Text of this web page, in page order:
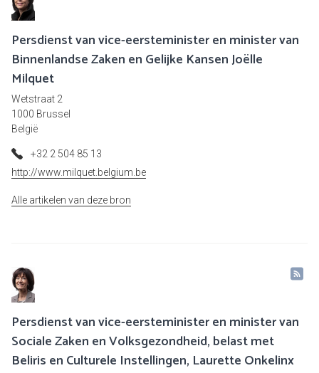
Persdienst van vice-eersteminister en minister van
Binnenlandse Zaken en Gelijke Kansen Joëlle
Milquet
Wetstraat 2
1000 Brussel
België
+32 2 504 85 13
http://www.milquet.belgium.be
Alle artikelen van deze bron
Persdienst van vice-eersteminister en minister van
Sociale Zaken en Volksgezondheid, belast met
Beliris en Culturele Instellingen, Laurette Onkelinx